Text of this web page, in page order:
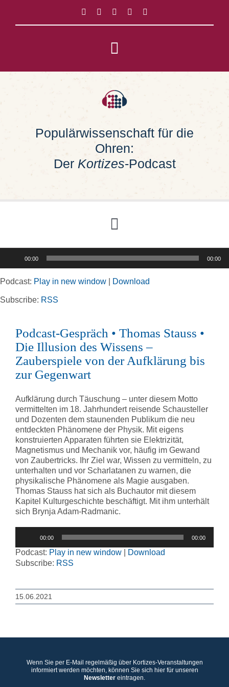
springen
Toggle
Navigation
Impressum
Populärwissenschaft für die
Ohren:
Der Kortizes-Podcast
Toggle
Navigation
Rubriken
Kortizes Website
00:00 00:00
Podcast: Play in new window Download
Subscribe: RSS
Podcast-Gespräch • Thomas Stauss •
Die Illusion des Wissens –
Zauberspiele von der Aufklärung bis
zur Gegenwart
Aufklärung durch Täuschung – unter diesem Motto
vermittelten im 18. Jahrhundert reisende Schausteller
und Dozenten dem staunenden Publikum die neu
entdeckten Phänomene der Physik. Mit eigens
konstruierten Apparaten führten sie Elektrizität,
Magnetismus und Mechanik vor, häufig im Gewand
von Zaubertricks. Ihr Ziel war, Wissen zu vermitteln, zu
unterhalten und vor Scharlatanen zu warnen, die
physikalische Phänomene als Magie ausgaben.
Thomas Stauss hat sich als Buchautor mit diesem
Kapitel Kulturgeschichte beschäftigt. Mit ihm unterhält
sich Brynja Adam-Radmanic.
00:00 00:00
Podcast: Play in new window
Download
Subscribe: RSS
15.06.2021
Wenn Sie per E-Mail regelmäßig über Kortizes-Veranstaltungen
informiert werden möchten, können Sie sich hier für unseren
Newsletter eintragen.